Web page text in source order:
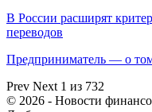
В России расширят
переводов
Предприниматель — о
Prev Next 1 из 732
© 2026 - Новости